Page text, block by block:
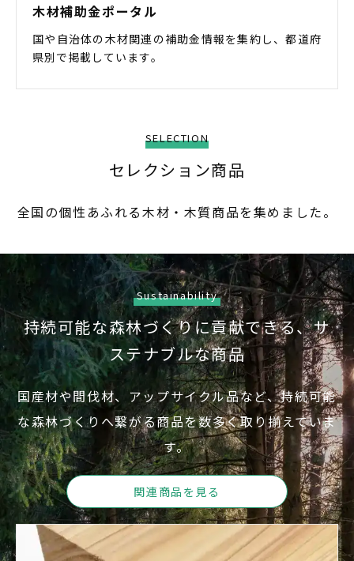
木材補助金ポータル
国や自治体の木材関連の補助金情報を集約し、都道府
県別で掲載しています。
SELECTION
セレクション商品
全国の個性あふれる木材・木質商品を集めました。
Sustainability
持続可能な森林づくりに貢献できる、サ
ステナブルな商品
国産材や間伐材、アップサイクル品など、持続可能
な森林づくりへ繋がる商品を数多く取り揃えていま
す。
関連商品を見る